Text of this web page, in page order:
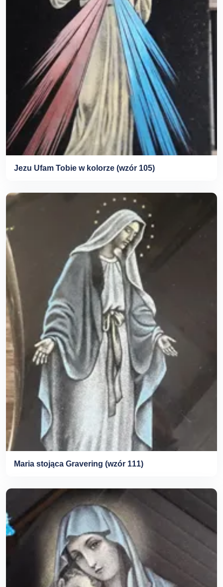
Jezu Ufam Tobie w kolorze (wzór 105)
Maria stojąca Gravering (wzór 111)